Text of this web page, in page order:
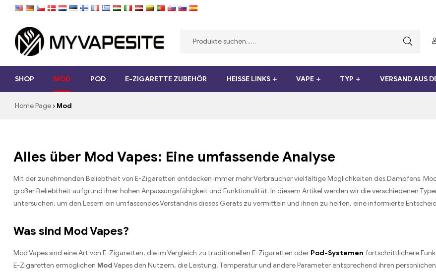
Myvapesite.de
günstig
bestellen
SHOP MOD POD E-ZIGARETTE ZUBEHÖR HEISSE LINKS VAPE TYP VERSAND AUS
Home Page Mod
Alles über Mod Vapes: Eine umfassende Analyse
Mit der zunehmenden Beliebtheit von E-Zigaretten entdecken immer mehr Verbraucher vielfältige Möglichkeiten des Dampfens.
großer Beliebtheit aufgrund ihrer hohen Anpassungsfähigkeit und Funktionalität. In diesem Artikel werden wir die verschiedenen
untersuchen, um den Lesern ein umfassendes Verständnis dieses Geräts zu vermitteln und ihnen zu helfen, eine informierte
Was sind Mod Vapes?
Mod Vapes sind eine Art von E-Zigaretten, die im Vergleich zu traditionellen E-Zigaretten oder Pod-Systemen fortschrittlichere
E-Zigaretten ermöglichen ModVapes den Nutzern, die Leistung, Temperatur und andere Parameter entsprechend ihren